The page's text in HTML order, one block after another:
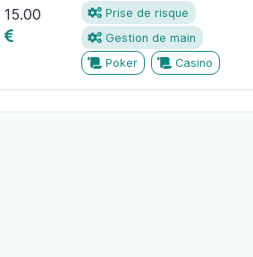
15.00
Prise de risque
Gestion de main
Poker
Casino